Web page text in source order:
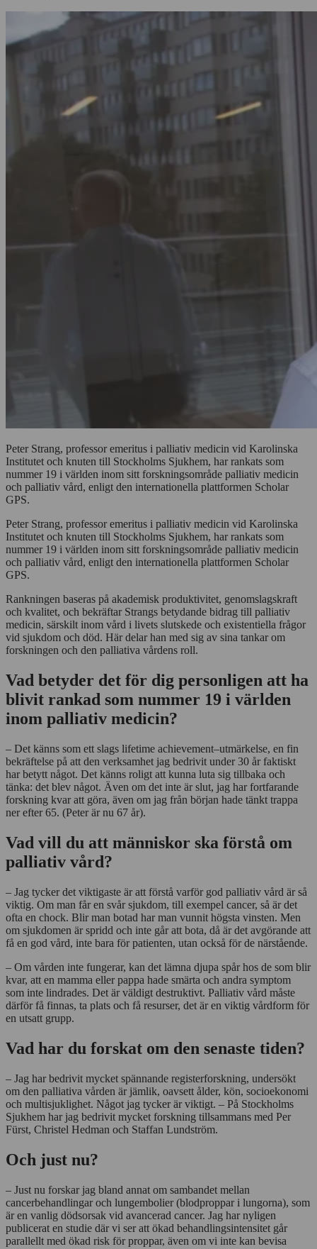
Peter Strang, professor emeritus i palliativ medicin vid Karolinska
Institutet och knuten till Stockholms Sjukhem, har rankats som
nummer 19 i världen inom sitt forskningsområde palliativ medicin
och palliativ vård, enligt den internationella plattformen Scholar
GPS.
Peter Strang, professor emeritus i palliativ medicin vid Karolinska
Institutet och knuten till Stockholms Sjukhem, har rankats som
nummer 19 i världen inom sitt forskningsområde palliativ medicin
och palliativ vård, enligt den internationella plattformen Scholar
GPS.
Rankningen baseras på akademisk produktivitet, genomslagskraft
och kvalitet, och bekräftar Strangs betydande bidrag till palliativ
medicin, särskilt inom vård i livets slutskede och existentiella frågor
vid sjukdom och död. Här delar han med sig av sina tankar om
forskningen och den palliativa vårdens roll.
Vad betyder det för dig personligen att ha
blivit rankad som nummer 19 i världen
inom palliativ medicin?
– Det känns som ett slags lifetime achievement–utmärkelse, en fin
bekräftelse på att den verksamhet jag bedrivit under 30 år faktiskt
har betytt något. Det känns roligt att kunna luta sig tillbaka och
tänka: det blev något. Även om det inte är slut, jag har fortfarande
forskning kvar att göra, även om jag från början hade tänkt trappa
ner efter 65. (Peter är nu 67 år).
Vad vill du att människor ska förstå om
palliativ vård?
– Jag tycker det viktigaste är att förstå varför god palliativ vård är så
viktig. Om man får en svår sjukdom, till exempel cancer, så är det
ofta en chock. Blir man botad har man vunnit högsta vinsten. Men
om sjukdomen är spridd och inte går att bota, då är det avgörande att
få en god vård, inte bara för patienten, utan också för de närstående.
– Om vården inte fungerar, kan det lämna djupa spår hos de som blir
kvar, att en mamma eller pappa hade smärta och andra symptom
som inte lindrades. Det är väldigt destruktivt. Palliativ vård måste
därför få finnas, ta plats och få resurser, det är en viktig vårdform för
en utsatt grupp.
Vad har du forskat om den senaste tiden?
– Jag har bedrivit mycket spännande registerforskning, undersökt
om den palliativa vården är jämlik, oavsett ålder, kön, socioekonomi
och multisjuklighet. Något jag tycker är viktigt. – På Stockholms
Sjukhem har jag bedrivit mycket forskning tillsammans med Per
Fürst, Christel Hedman och Staffan Lundström.
Och just nu?
– Just nu forskar jag bland annat om sambandet mellan
cancerbehandlingar och lungembolier (blodproppar i lungorna), som
är en vanlig dödsorsak vid avancerad cancer. Jag har nyligen
publicerat en studie där vi ser att ökad behandlingsintensitet går
parallellt med ökad risk för proppar, även om vi inte kan bevisa